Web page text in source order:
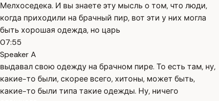
Мелхоседека. И вы знаете эту мысль о том, что люди,
когда приходили на брачный пир, вот эти у них могла
быть хорошая одежда, но царь
07:55
Speaker A
выдавал свою одежду на брачном пире. То есть там, ну,
какие-то были, скорее всего, хитоны, может быть,
какие-то были типа такие одежды. Ну, ничего